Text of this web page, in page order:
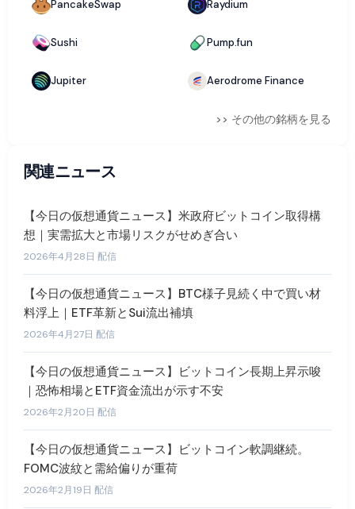
PancakeSwap Raydium
Sushi Pump.fun
Jupiter Aerodrome Finance
>> その他の銘柄を見る
関連ニュース
【今日の仮想通貨ニュース】米政府ビットコイン取得構
想｜実需拡大と市場リスクがせめぎ合い
2026年4月28日 配信
【今日の仮想通貨ニュース】BTC様子見続く中で買い材
料浮上｜ETF革新とSui流出補填
2026年4月27日 配信
【今日の仮想通貨ニュース】ビットコイン長期上昇示唆
｜恐怖相場とETF資金流出が示す不安
2026年2月20日 配信
【今日の仮想通貨ニュース】ビットコイン軟調継続。
FOMC波紋と需給偏りが重荷
2026年2月19日 配信